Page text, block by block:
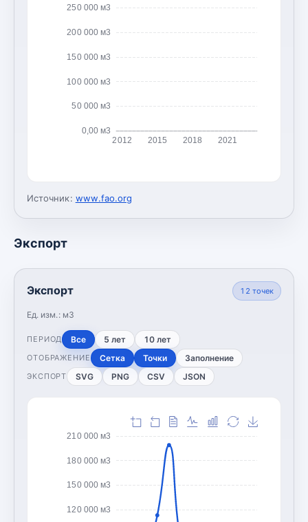
0,00 м3
50 000 м3
100 000 м3
150 000 м3
200 000 м3
250 000 м3
2012 2015 2018 2021
Источник: www.fao.org
Экспорт
Экспорт
Ед. изм.: м3
12 точек
ПЕРИОД Все 5 лет 10 лет
ОТОБРАЖЕНИЕ Сетка Точки Заполнение
ЭКСПОРТ SVG PNG CSV JSON
120 000 м3
150 000 м3
180 000 м3
210 000 м3